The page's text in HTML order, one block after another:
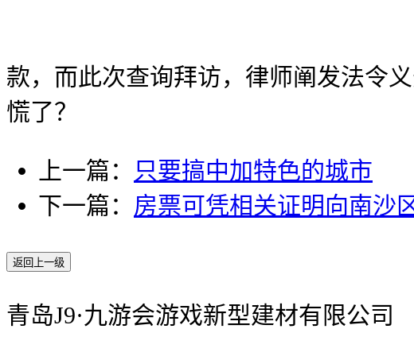
款，而此次查询拜访，律师阐发法令
慌了？
上一篇：
只要搞中加特色的城市
下一篇： 房票可凭相关证明向南沙
返回上一级
青岛J9·九游会游戏新型建材有限公司